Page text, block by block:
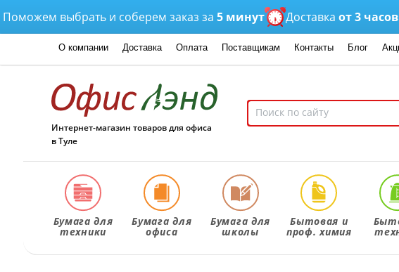
выбрать и соберем заказ за5 минут Доставкаот 3 часов
О компании Доставка Оплата Поставщикам Контакты Блог
Интернет-магазин товаров для офиса
в Туле
Бумага для
техники
Бумага для
офиса
Бумага для
школы
Бытовая и
проф. химия